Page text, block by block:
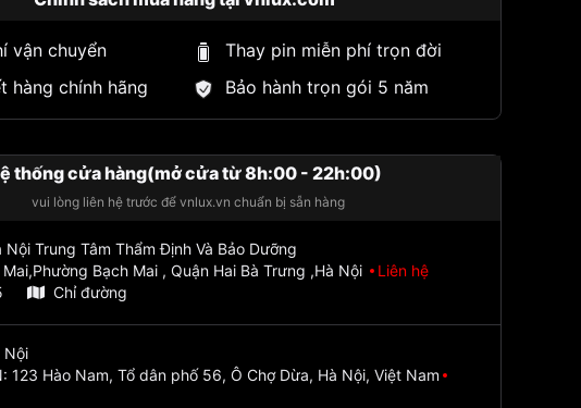
vận chuyển
Thay pin miễn phí trọn đời
hàng chính hãng
Bảo hành trọn gói 5 năm
thống cửa hàng(mở cửa từ 8h:00 - 22h:00)
vui lòng liên hệ trước để vnlux.vn chuẩn bị sẵn hàng
Nội Trung Tâm Thẩm Định Và Bảo Dưỡng
Bạch Mai , Quận Hai Bà Trưng ,Hà Nội
Liên hệ
Chỉ đường
Nội
123 Hào Nam, Tổ dân phố 56, Ô Chợ Dừa, Hà Nội, Việt Nam